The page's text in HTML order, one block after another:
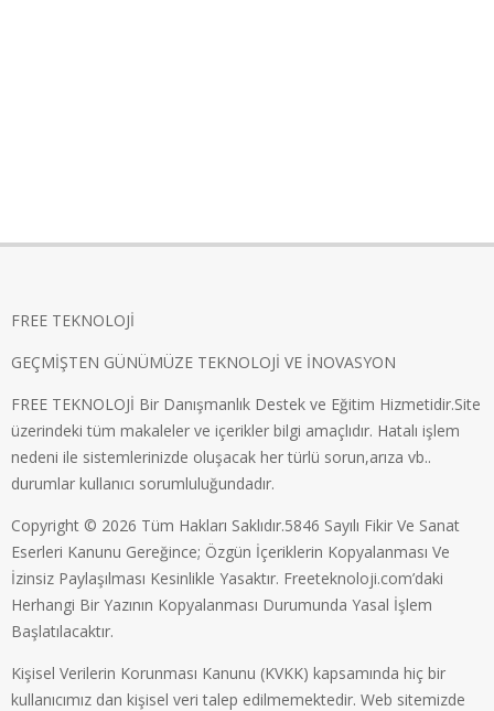
FREE TEKNOLOJİ
GEÇMİŞTEN GÜNÜMÜZE TEKNOLOJİ VE İNOVASYON
FREE TEKNOLOJİ Bir Danışmanlık Destek ve Eğitim Hizmetidir.Site
üzerindeki tüm makaleler ve içerikler bilgi amaçlıdır. Hatalı işlem
nedeni ile sistemlerinizde oluşacak her türlü sorun,arıza vb..
durumlar kullanıcı sorumluluğundadır.
Copyright © 2026 Tüm Hakları Saklıdır.5846 Sayılı Fikir Ve Sanat
Eserleri Kanunu Gereğince; Özgün İçeriklerin Kopyalanması Ve
İzinsiz Paylaşılması Kesinlikle Yasaktır. Freeteknoloji.com’daki
Herhangi Bir Yazının Kopyalanması Durumunda Yasal İşlem
Başlatılacaktır.
Kişisel Verilerin Korunması Kanunu (KVKK) kapsamında hiç bir
kullanıcımız dan kişisel veri talep edilmemektedir. Web sitemizde